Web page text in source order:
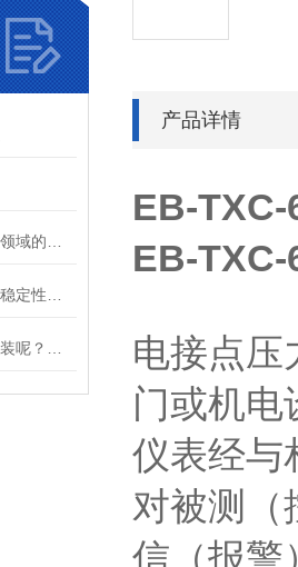
产品详情
EB-
EB-
电接点压
门或机电
仪表经与
对被测（
信（报警